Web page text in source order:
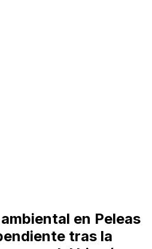
en Peleas
tras la